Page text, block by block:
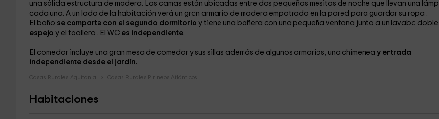
una sólida estructura de madera. Las camas están ubicadas entre dos pequeñas mesitas de noche que llevan una
cada una. A un lado de la habitación verá un gran armario de madera empotrado en la pared para guardar su ropa .
El baño se comparte con el segundo dormitorio y tiene una bañera con una pequeña ventana junto a un lavabo doble
espejo y el toallero . El WC es independiente.
El comedor incluye una gran mesa de comedor y sus sillas además de algunos armarios, una chimenea y entrada
independiente desde el jardín.
Casas Rurales Aquitania Casas Rurales Pirineos Atlánticos
Habitaciones